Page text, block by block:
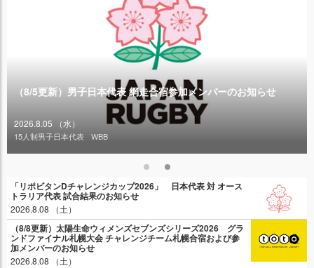
（8/5更新）男子日本代表 網走合宿参加メンバーのお知らせ
2026.8.05 （水）
15人制男子日本代表 WBB
「リポビタンDチャレンジカップ2026」 日本代表 対 オース
トラリア代表 試合結果のお知らせ
2026.8.08 （土）
（8/8更新）太陽生命ウィメンズセブンズシリーズ2026 グラ
ンドファイナル札幌大会 チャレンジチーム札幌合宿および参
加メンバーのお知らせ
2026.8.08 （土）